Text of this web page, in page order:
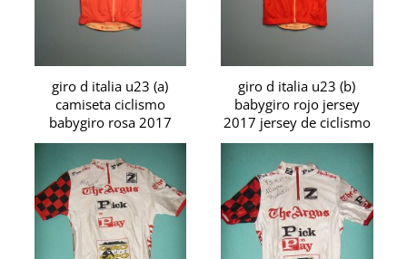
giro d italia u23 (a)
camiseta ciclismo
babygiro rosa 2017
giro d italia u23 (b)
babygiro rojo jersey
2017 jersey de ciclismo